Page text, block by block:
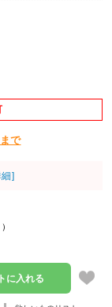
で
]
に入れる